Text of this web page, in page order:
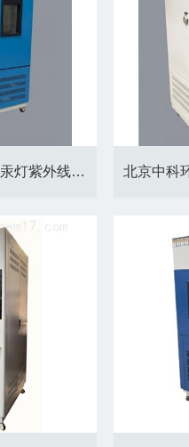
ZN-C-II全自动调光型中压汞灯紫外线老化箱 北京中科